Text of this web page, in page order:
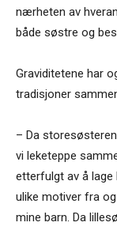
nærheten av
både søstre og
Graviditetene har
tradisjoner
– Da
vi leketeppe
etterfulgt av å
ulike motiver fra
mine barn. Da